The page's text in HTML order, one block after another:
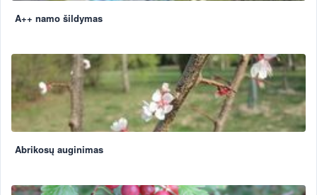
A++ namo šildymas
Abrikosų auginimas